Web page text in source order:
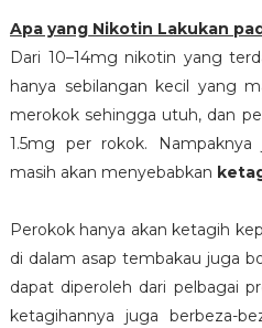
Apa yang Nikotin Lakukan
Dari 10–14mg nikotin yang
hanya sebilangan kecil yang
merokok sehingga utuh, dan
1.5mg per rokok.
masih akan menyebabkan
Perokok hanya akan ketagih
di dalam asap tembakau juga
dapat diperoleh dari pelbagai
ketagihannya juga berbeza-